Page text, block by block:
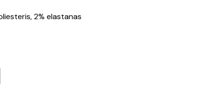
2% elastanas